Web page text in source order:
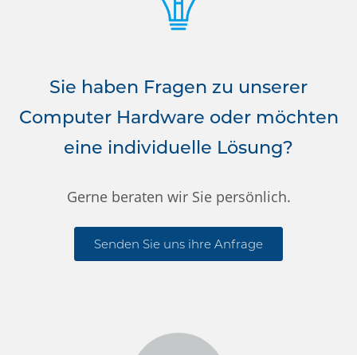
Sie haben Fragen zu unserer
Computer Hardware oder möchten
eine individuelle Lösung?
Gerne beraten wir Sie persönlich.
Senden Sie uns ihre Anfrage